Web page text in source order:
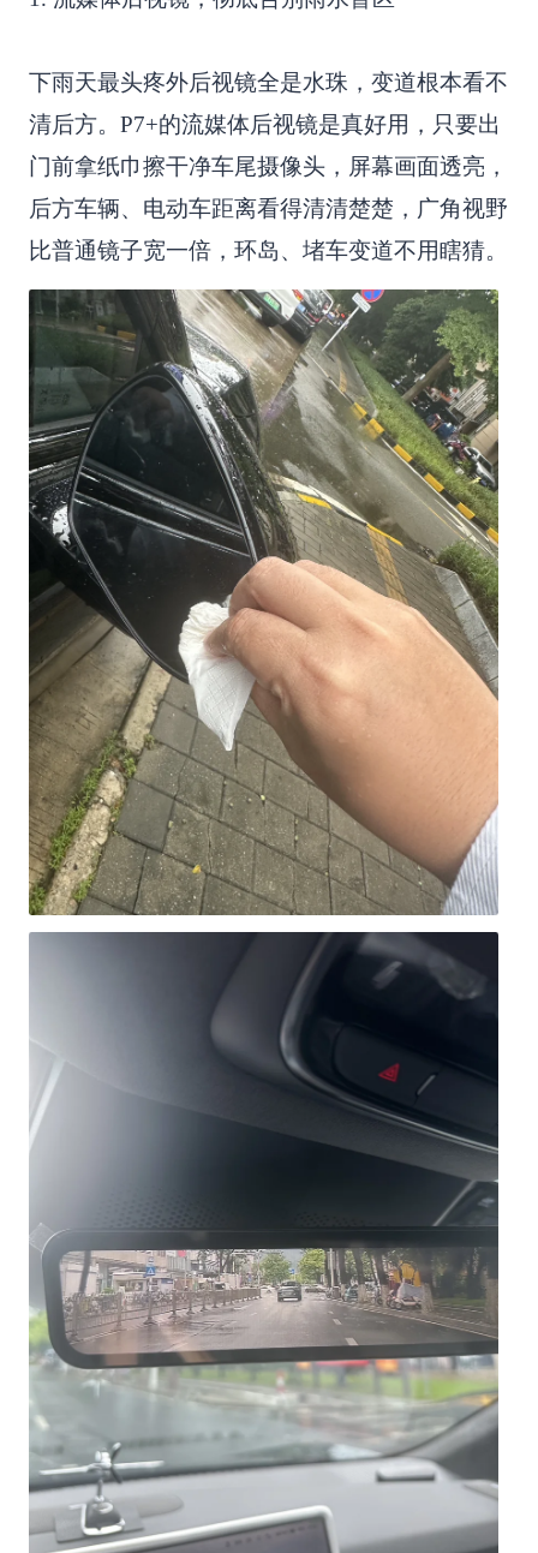
下雨天最头疼外后视镜全是水珠，变道根本看不
清后方。P7+的流媒体后视镜是真好用，只要出
门前拿纸巾擦干净车尾摄像头，屏幕画面透亮，
后方车辆、电动车距离看得清清楚楚，广角视野
比普通镜子宽一倍，环岛、堵车变道不用瞎猜。